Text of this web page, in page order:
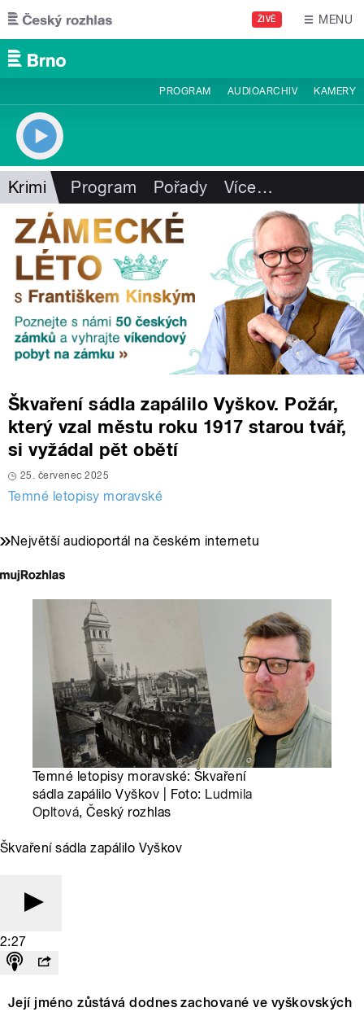
Přejít k hlavnímu obsahu
ŽIVĚ MENU
PROGRAM AUDIOARCHIV KAMERY
Krimi Program Pořady Více…
Škvaření sádla zapálilo Vyškov. Požár,
který vzal městu roku 1917 starou tvář,
si vyžádal pět obětí
25. červenec 2025
Temné letopisy moravské
Největší audioportál na českém internetu
Temné letopisy moravské: Škvaření
sádla zapálilo Vyškov | Foto: Ludmila
Opltová, Český rozhlas
Škvaření sádla zapálilo Vyškov
2:27
Její jméno zůstává dodnes zachované ve vyškovských